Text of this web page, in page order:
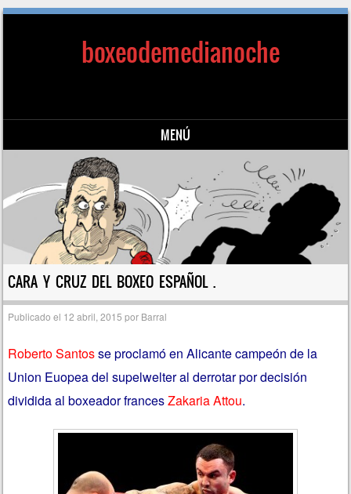
boxeodemedianoche
MENÚ
Saltar al contenido
CARA Y CRUZ DEL BOXEO ESPAÑOL .
Publicado el 12 abril, 2015 por Barral
Roberto Santosse proclamó en Alicante campeón de la
Union Euopea del supelwelter al derrotar por decisión
dividida al boxeador francesZakaria Attou.